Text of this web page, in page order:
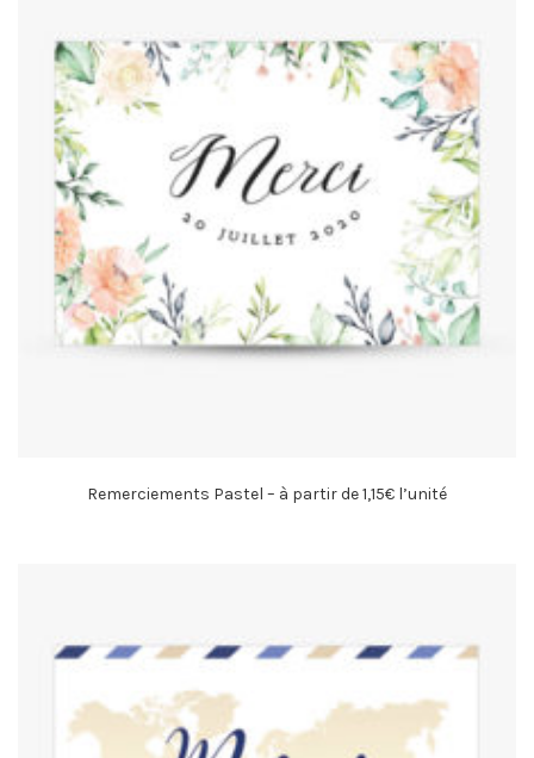
Remerciements Pastel – à partir de 1,15€ l’unité